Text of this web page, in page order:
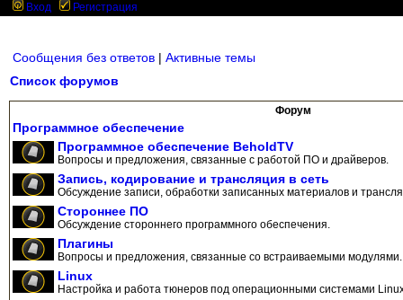
Вход Регистрация
Сообщения без ответов | Активные темы
Список форумов
Форум
Программное обеспечение
Программное обеспечение BeholdTV
Вопросы и предложения, связанные с работой ПО и драйверов.
Запись, кодирование и трансляция в сеть
Обсуждение записи, обработки записанных материалов и
Стороннее ПО
Обсуждение стороннего программного обеспечения.
Плагины
Вопросы и предложения, связанные со встраиваемыми модулями.
Linux
Настройка и работа тюнеров под операционными системами